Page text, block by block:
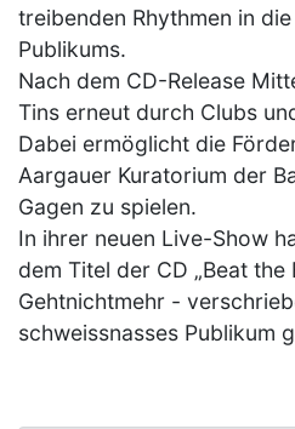
treibenden Rhythmen in
Publikums.
Nach dem CD-Release
Tins erneut durch Clubs
Dabei ermöglicht die
Aargauer Kuratorium der
Gagen zu spielen.
In ihrer neuen Live-Show
dem Titel der CD „Beat the
Gehtnichtmehr -
schweissnasses Publikum